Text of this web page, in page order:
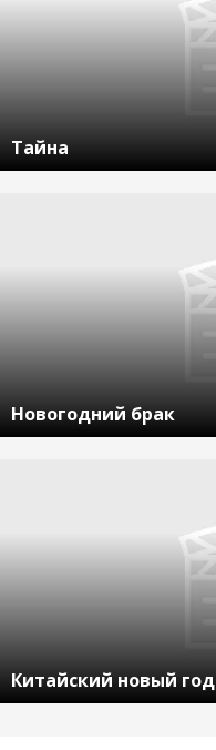
Тайна
Новогодний брак
Китайский новый год